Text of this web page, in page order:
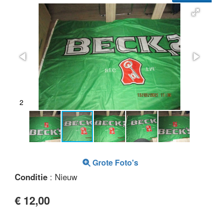
2
Grote Foto's
Conditie : Nieuw
€ 12,00